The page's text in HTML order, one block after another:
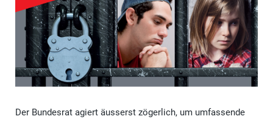
Der Bundesrat agiert äusserst zögerlich, um umfassende